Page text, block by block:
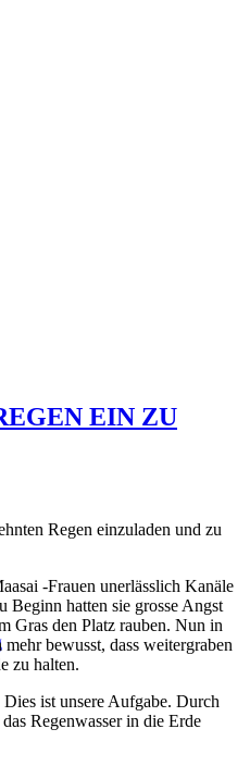
EIN ZU
Regen einzuladen und zu
-Frauen unerlässlich Kanäle
Beginn hatten sie grosse Angst
Gras den Platz rauben. Nun in
bewusst, dass weitergraben
zu halten.
ist unsere Aufgabe. Durch
Regenwasser in die Erde